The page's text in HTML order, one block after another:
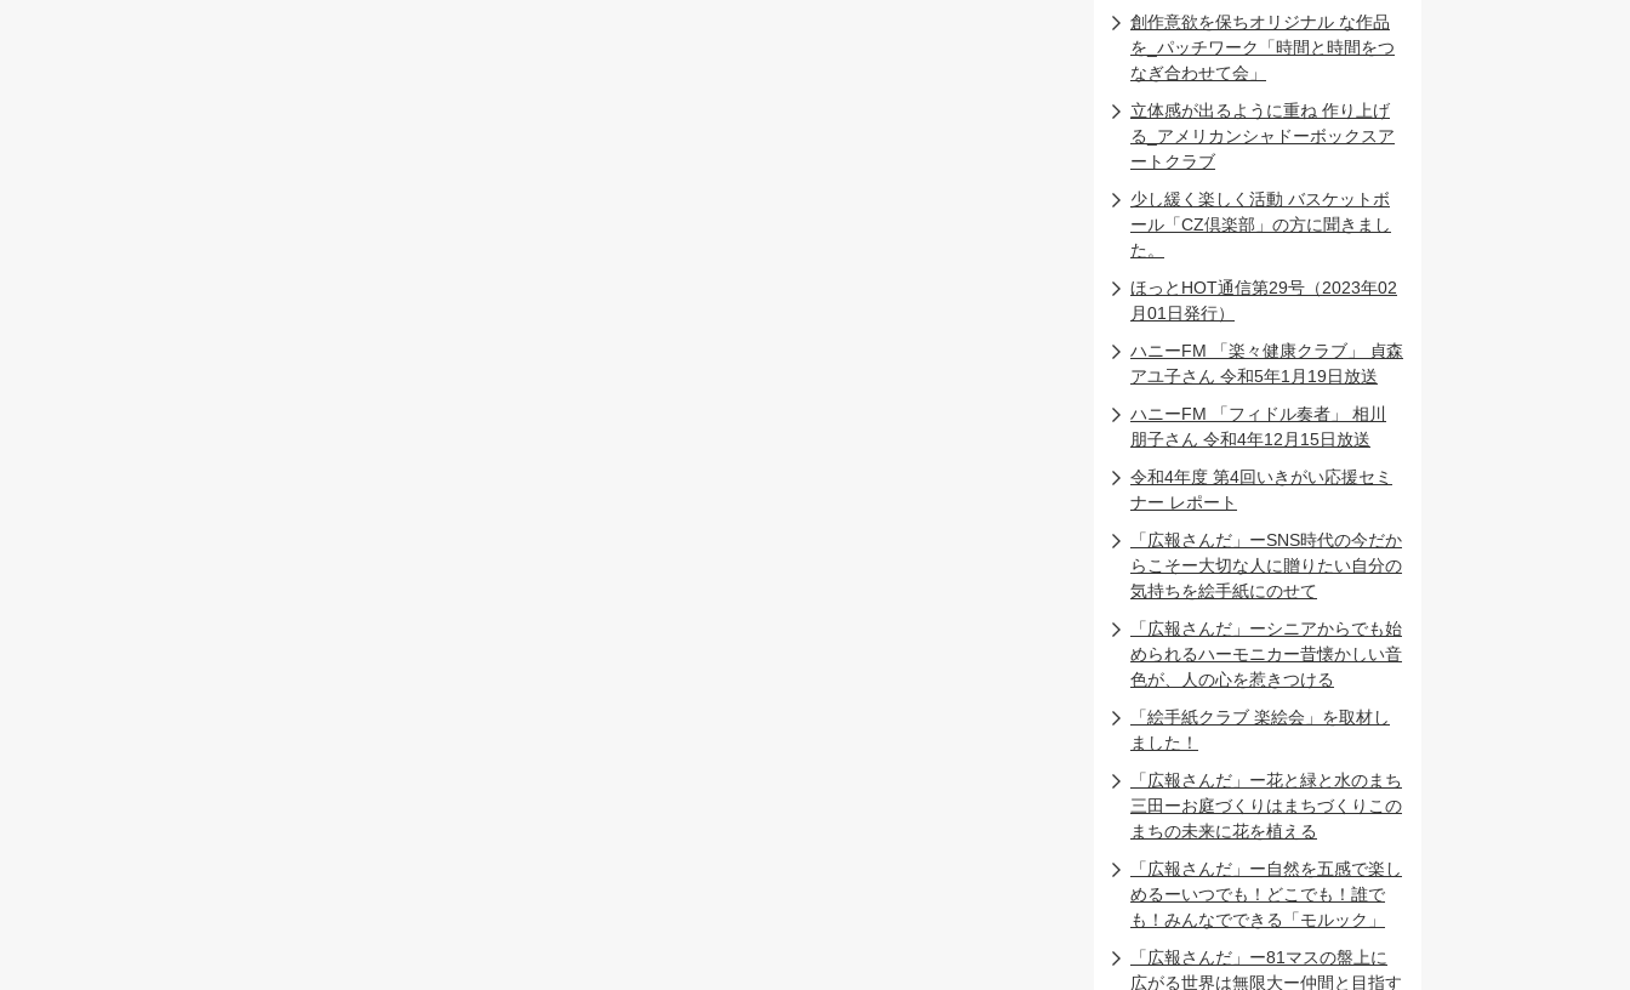
創作意欲を保ちオリジナル な作品
を_パッチワーク「時間と時間をつ
なぎ合わせて会」
立体感が出るように重ね 作り上げ
る_アメリカンシャドーボックスア
ートクラブ
少し緩く楽しく活動 バスケットボ
ール「CZ倶楽部」の方に聞きまし
た。
ほっとHOT通信第29号（2023年02
月01日発行）
ハニーFM 「楽々健康クラブ」 貞森
アユ子さん 令和5年1月19日放送
ハニーFM 「フィドル奏者」 相川
朋子さん 令和4年12月15日放送
令和4年度 第4回いきがい応援セミ
ナー レポート
「広報さんだ」ーSNS時代の今だか
らこそー大切な人に贈りたい自分の
気持ちを絵手紙にのせて
「広報さんだ」ーシニアからでも始
められるハーモニカー昔懐かしい音
色が、人の心を惹きつける
「絵手紙クラブ 楽絵会」を取材し
ました！
「広報さんだ」ー花と緑と水のまち
三田ーお庭づくりはまちづくりこの
まちの未来に花を植える
「広報さんだ」ー自然を五感で楽し
めるーいつでも！どこでも！誰で
も！みんなでできる「モルック」
「広報さんだ」ー81マスの盤上に
広がる世界は無限大ー仲間と目指す